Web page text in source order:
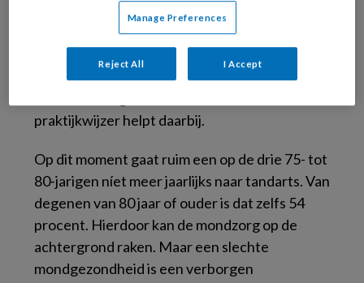
gezondheidsklachten specifieke aandacht en
zorg vragen. Maar die zorg stelt eisen aan de
inrichting en organisatie van de
mondzorgpraktijk, aan de samenwerking
praktijkwijzer helpt daarbij.
Op dit moment gaat ruim een op de drie 75- tot
80-jarigen níet meer jaarlijks naar tandarts. Van
degenen van 80 jaar of ouder is dat zelfs 54
procent. Hierdoor kan de mondzorg op de
achtergrond raken. Maar een slechte
mondgezondheid is een verborgen
Manage Preferences
Reject All I Accept